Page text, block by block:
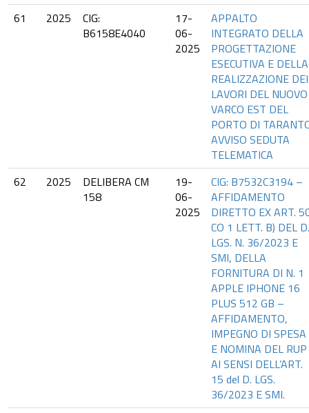
61
2025
CIG:
B6158E4040
17-
06-
2025
APPALTO
INTEGRATO DELLA
PROGETTAZIONE
ESECUTIVA E DELLA
REALIZZAZIONE DEI
LAVORI DEL NUOVO
VARCO EST DEL
PORTO DI
AVVISO SEDUTA
TELEMATICA
62
2025
DELIBERA CM
158
19-
06-
2025
CIG: B7532C3194 –
AFFIDAMENTO
DIRETTO EX ART.
CO 1 LETT. B) DEL D.
LGS. N. 36/2023 E
SMI, DELLA
FORNITURA DI N. 1
APPLE IPHONE 16
PLUS 512 GB –
AFFIDAMENTO,
IMPEGNO DI SPESA
E NOMINA DEL RUP
AI SENSI DELL’ART.
15 del D. LGS.
36/2023 E SMI.